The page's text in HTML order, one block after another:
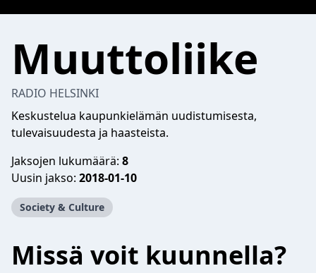
Muuttoliike
RADIO HELSINKI
Keskustelua kaupunkielämän uudistumisesta,
tulevaisuudesta ja haasteista.
Jaksojen lukumäärä: 8
Uusin jakso: 2018-01-10
Society & Culture
Missä voit kuunnella?